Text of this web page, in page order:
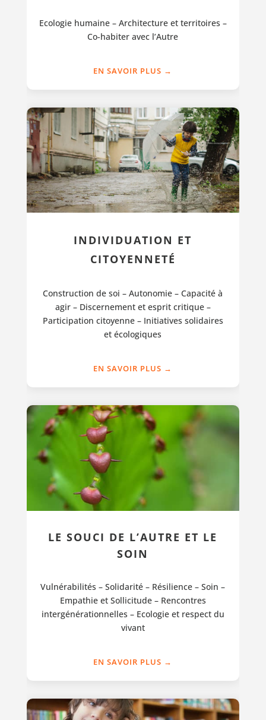
Ecologie humaine – Architecture et territoires –
Co-habiter avec l’Autre
EN SAVOIR PLUS →
INDIVIDUATION ET
CITOYENNETÉ
Construction de soi – Autonomie – Capacité à
agir – Discernement et esprit critique –
Participation citoyenne – Initiatives solidaires
et écologiques
EN SAVOIR PLUS →
LE SOUCI DE L’AUTRE ET LE
SOIN
Vulnérabilités – Solidarité – Résilience – Soin –
Empathie et Sollicitude – Rencontres
intergénérationnelles – Ecologie et respect du
vivant
EN SAVOIR PLUS →